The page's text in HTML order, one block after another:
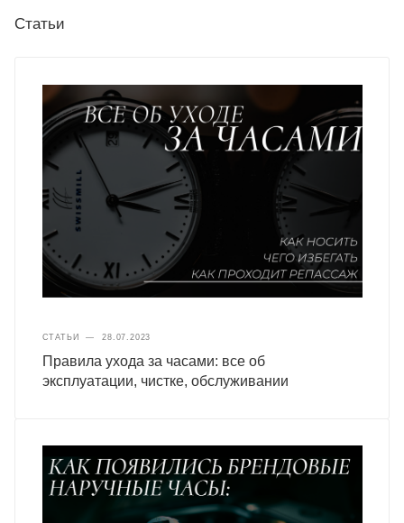
Статьи
СТАТЬИ — 28.07.2023
Правила ухода за часами: все об
эксплуатации, чистке, обслуживании